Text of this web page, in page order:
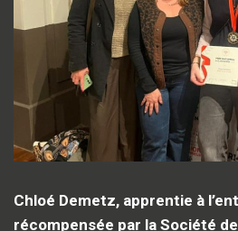
Chloé Demetz, apprentie à
récompensée par la Société